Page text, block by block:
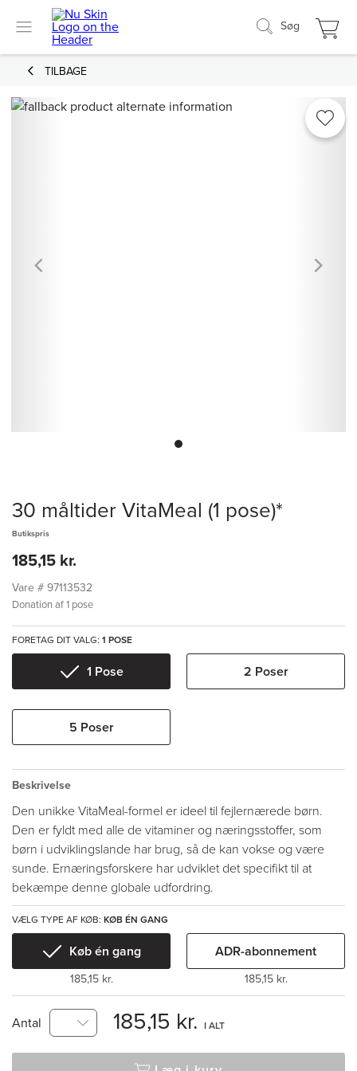
Søg
TILBAGE
30 måltider VitaMeal (1 pose)*
Butikspris
185,15 kr.
Vare # 97113532
Donation af 1 pose
FORETAG DIT VALG: 1 POSE
1 Pose 2 Poser
5 Poser
Beskrivelse
Den unikke VitaMeal-formel er ideel til fejlernærede børn.
Den er fyldt med alle de vitaminer og næringsstoffer, som
børn i udviklingslande har brug, så de kan vokse og være
sunde. Ernæringsforskere har udviklet det specifikt til at
bekæmpe denne globale udfordring.
VÆLG TYPE AF KØB: KØB ÉN GANG
Køb én gang
185,15 kr.
ADR-abonnement
185,15 kr.
Antal 185,15 kr. I ALT